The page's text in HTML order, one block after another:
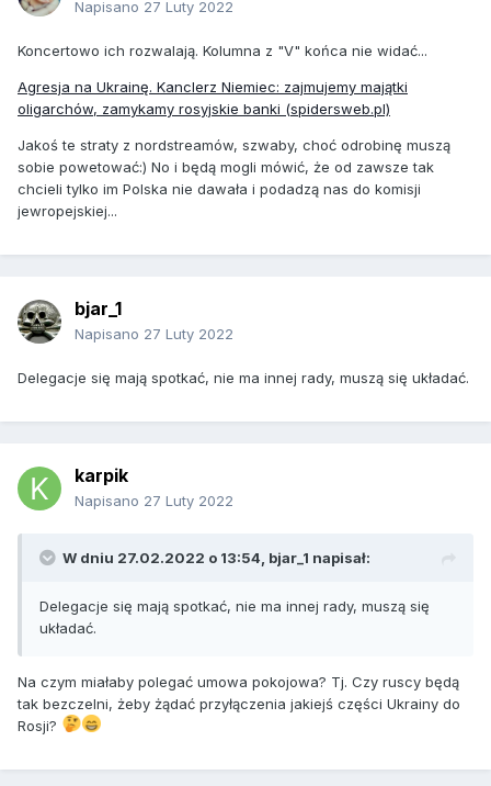
Napisano 27 Luty 2022
Koncertowo ich rozwalają. Kolumna z "V" końca nie widać...
Agresja na Ukrainę. Kanclerz Niemiec: zajmujemy majątki
oligarchów, zamykamy rosyjskie banki (spidersweb.pl)
Jakoś te straty z nordstreamów, szwaby, choć odrobinę muszą
sobie powetować:) No i będą mogli mówić, że od zawsze tak
chcieli tylko im Polska nie dawała i podadzą nas do komisji
jewropejskiej...
bjar_1
Napisano 27 Luty 2022
Delegacje się mają spotkać, nie ma innej rady, muszą się układać.
karpik
Napisano 27 Luty 2022
W dniu 27.02.2022 o 13:54, bjar_1 napisał:
Delegacje się mają spotkać, nie ma innej rady, muszą się
układać.
Na czym miałaby polegać umowa pokojowa? Tj. Czy ruscy będą
tak bezczelni, żeby żądać przyłączenia jakiejś części Ukrainy do
Rosji?